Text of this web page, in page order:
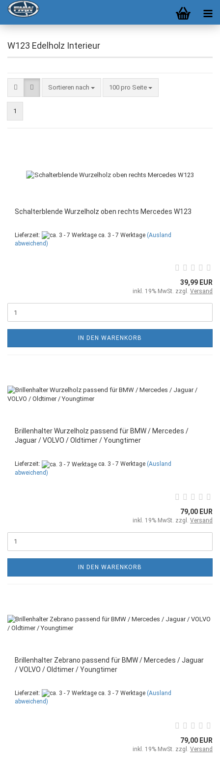
W123 Edelholz Interieur
Sortieren nach 100 pro Seite
1
Schalterblende Wurzelholz oben rechts Mercedes W123
Lieferzeit: ca. 3 - 7 Werktage (Ausland
abweichend)
39,99 EUR
inkl. 19% MwSt. zzgl. Versand
IN DEN WARENKORB
Brillenhalter Wurzelholz passend für BMW / Mercedes /
Jaguar / VOLVO / Oldtimer / Youngtimer
Lieferzeit: ca. 3 - 7 Werktage (Ausland
abweichend)
79,00 EUR
inkl. 19% MwSt. zzgl. Versand
IN DEN WARENKORB
Brillenhalter Zebrano passend für BMW / Mercedes / Jaguar
/ VOLVO / Oldtimer / Youngtimer
Lieferzeit: ca. 3 - 7 Werktage (Ausland
abweichend)
79,00 EUR
inkl. 19% MwSt. zzgl. Versand